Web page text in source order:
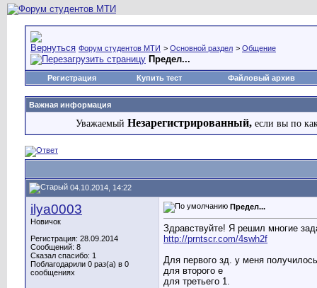
Форум студентов МТИ > Основной раздел > Общение
Предел...
Регистрация Купить тест Файловый архив
Важная информация
Уважаемый Незарегистрированный, если вы по
04.10.2014, 14:22
ilya0003
Новичок
Регистрация: 28.09.2014
Сообщений: 8
Сказал спасибо: 1
Поблагодарили 0 раз(а) в 0
сообщениях
Предел...
Здравствуйте! Я решил многие
http://prntscr.com/4swh2f
Для первого зд. у меня
для второго е
для третьего 1.